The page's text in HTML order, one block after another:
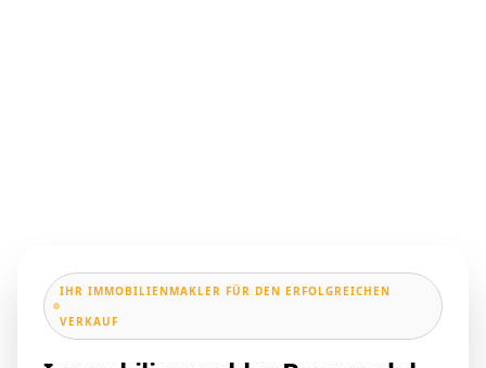
IHR IMMOBILIENMAKLER FÜR DEN ERFOLGREICHEN
VERKAUF